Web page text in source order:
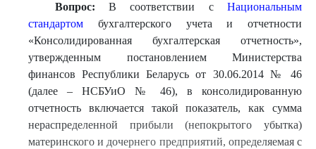
Вопрос: В соответствии с Национальным
стандартом бухгалтерского учета и отчетности
«Консолидированная бухгалтерская отчетность»,
утвержденным постановлением Министерства
финансов Республики Беларусь от 30.06.2014 № 46
(далее – НСБУиО № 46), в консолидированную
отчетность включается такой показатель, как сумма
нераспределенной прибыли (непокрытого убытка)
материнского и дочернего предприятий, определяемая с